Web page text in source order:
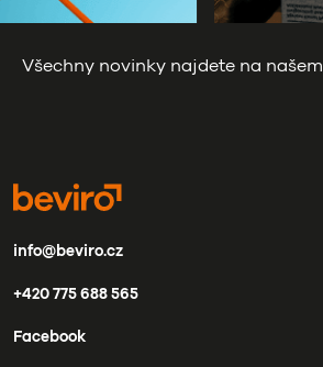
Všechny novinky najdete na našem
info@beviro.cz
+420 775 688 565
Facebook